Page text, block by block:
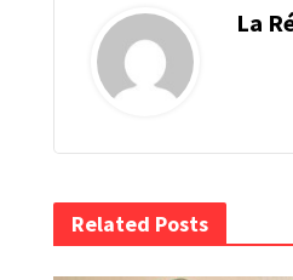
La
Related Posts